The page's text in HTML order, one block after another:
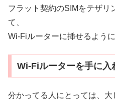
フラット契約のSIMをテザリ
て、
Wi-Fiルーターに挿せるよう
Wi-Fiルーターを手に入
分かってる人にとっては、